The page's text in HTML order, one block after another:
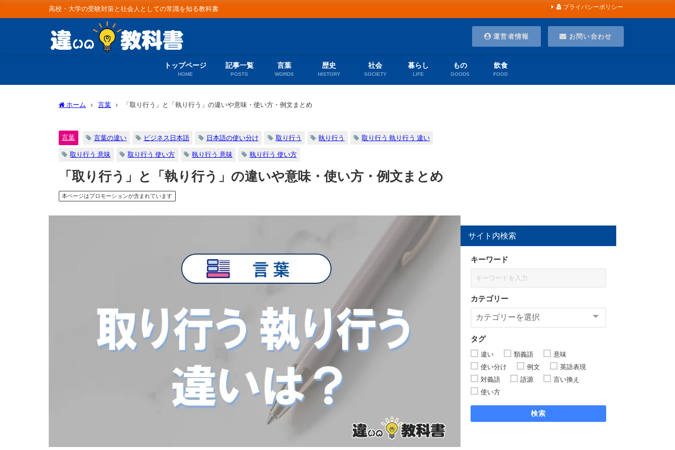
高校・大学の受験対策と社会人としての常識を知る教科書 プライバシーポリシー
運営者情報 お問い合わせ
トップページ
HOME
記事一覧
POSTS
言葉
WORDS
歴史
HISTORY
社会
SOCIETY
暮らし
LIFE
もの
GOODS
飲食
FOOD
ホーム 言葉 「取り行う」と「執り行う」の違いや意味・使い方・例文まとめ
言葉 言葉の違い ビジネス日本語 日本語の使い分け 取り行う 執り行う 取り行う 執り行う 違い
取り行う 意味 取り行う 使い方 執り行う 意味 執り行う 使い方
「取り行う」と「執り行う」の違いや意味・使い方・例文まとめ
本ページはプロモーションが含まれています
サイト内検索
キーワード
カテゴリー
タグ
違い 類義語
意味
使い分け
例文
英語表現
対義語
語源
言い換え
使い方
検索